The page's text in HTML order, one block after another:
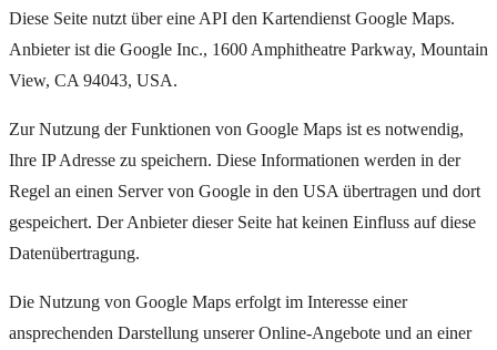
Diese Seite nutzt über eine API den Kartendienst Google Maps.
Anbieter ist die Google Inc., 1600 Amphitheatre Parkway, Mountain
View, CA 94043, USA.
Zur Nutzung der Funktionen von Google Maps ist es notwendig,
Ihre IP Adresse zu speichern. Diese Informationen werden in der
Regel an einen Server von Google in den USA übertragen und dort
gespeichert. Der Anbieter dieser Seite hat keinen Einfluss auf diese
Datenübertragung.
Die Nutzung von Google Maps erfolgt im Interesse einer
ansprechenden Darstellung unserer Online-Angebote und an einer